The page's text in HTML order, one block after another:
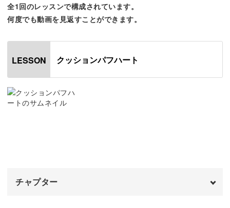
ハートがほんのちょっと沈んでいるのがポイントです♪
ますよ。
それぞれをどこでどのように塗布していくのか、レッスン
全1回のレッスンで構成されています。
何度でも動画を見返すことができます。
LESSON クッションパフハート
チャプター